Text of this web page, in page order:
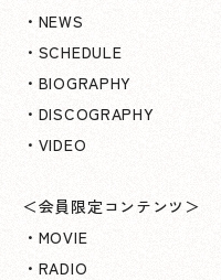
・NEWS
・SCHEDULE
・BIOGRAPHY
・DISCOGRAPHY
・VIDEO
＜会員限定コンテンツ＞
・MOVIE
・RADIO